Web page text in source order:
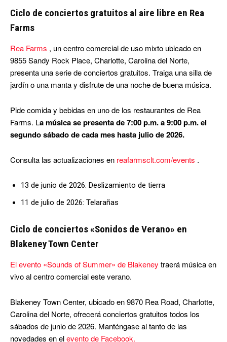
Ciclo de conciertos gratuitos al aire libre en Rea
Farms
Rea Farms , un centro comercial de uso mixto ubicado en
9855 Sandy Rock Place, Charlotte, Carolina del Norte,
presenta una serie de conciertos gratuitos. Traiga una silla de
jardín o una manta y disfrute de una noche de buena música.
Pide comida y bebidas en uno de los restaurantes de Rea
Farms. La música se presenta de 7:00 p.m. a 9:00 p.m. el
segundo sábado de cada mes hasta julio de 2026.
Consulta las actualizaciones en reafarmsclt.com/events .
13 de junio de 2026: Deslizamiento de tierra
11 de julio de 2026: Telarañas
Ciclo de conciertos «Sonidos de Verano» en
Blakeney Town Center
El evento «Sounds of Summer» de Blakeney traerá música en
vivo al centro comercial este verano.
Blakeney Town Center, ubicado en 9870 Rea Road, Charlotte,
Carolina del Norte, ofrecerá conciertos gratuitos todos los
sábados de junio de 2026. Manténgase al tanto de las
novedades en elevento de Facebook.